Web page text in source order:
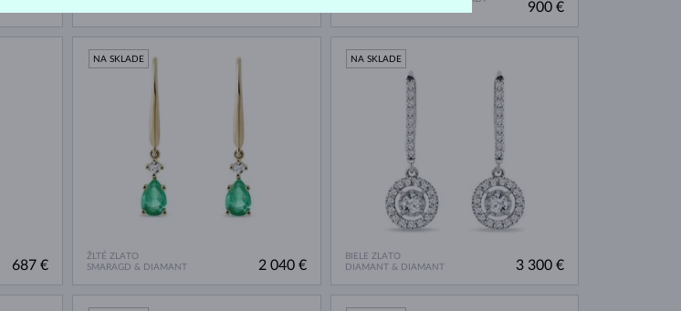
900 €
687 €
ŽLTÉ ZLATO
SMARAGD & DIAMANT
NA SKLADE
2 040 €
BIELE ZLATO
DIAMANT & DIAMANT
NA SKLADE
3 300 €